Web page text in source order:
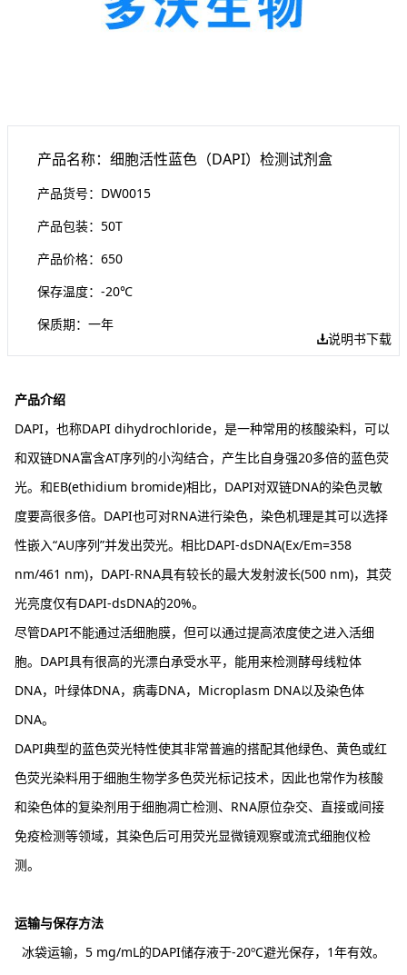
产品名称：细胞活性蓝色（DAPI）检测试剂盒
产品货号：DW0015
产品包装：50T
产品价格：650
保存温度：-20℃
保质期：一年
说明书下载
产品介绍
DAPI，也称DAPI dihydrochloride，是一种常用的核酸染料，可以
和双链DNA富含AT序列的小沟结合，产生比自身强20多倍的蓝色荧
光。和EB(ethidium bromide)相比，DAPI对双链DNA的染色灵敏
度要高很多倍。DAPI也可对RNA进行染色，染色机理是其可以选择
性嵌入“AU序列”并发出荧光。相比DAPI-dsDNA(Ex/Em=358
nm/461 nm)，DAPI-RNA具有较长的最大发射波长(500 nm)，其荧
光亮度仅有DAPI-dsDNA的20%。
尽管DAPI不能通过活细胞膜，但可以通过提高浓度使之进入活细
胞。DAPI具有很高的光漂白承受水平，能用来检测酵母线粒体
DNA，叶绿体DNA，病毒DNA，Microplasm DNA以及染色体
DNA。
DAPI典型的蓝色荧光特性使其非常普遍的搭配其他绿色、黄色或红
色荧光染料用于细胞生物学多色荧光标记技术，因此也常作为核酸
和染色体的复染剂用于细胞凋亡检测、RNA原位杂交、直接或间接
免疫检测等领域，其染色后可用荧光显微镜观察或流式细胞仪检
测。
运输与保存方法
冰袋运输，5 mg/mL的DAPI储存液于-20ºC避光保存，1年有效。